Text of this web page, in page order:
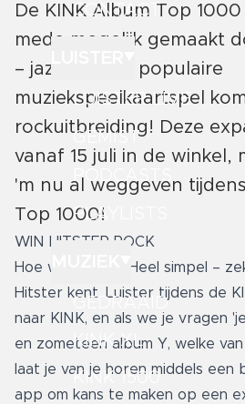
CONTACT
LUISTER LIVE
GEMIST
PODCASTS
PLAYLISTS
GEDRAAID
KINK XL
KINK 1500
De KINK Album Top
mede mogelijk gemaakt
– jazeker, het populaire
muziekspeelkaartspel
rockuitbreiding! Deze
vanaf 15 juli in de winkel,
'm nu al weggeven
Top 1000!
WIN HITSTER ROCK
Hoe werkt het? Heel simpel –
Hitster kent. Luister tijdens de
naar KINK, en als we je vragen
en zometeen album Y, welke
laat je van je horen middels een
app om kans te maken op een